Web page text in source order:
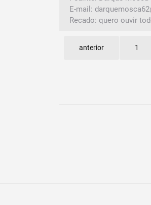
E-mail:
Recado: quero ouvir
anterior 1